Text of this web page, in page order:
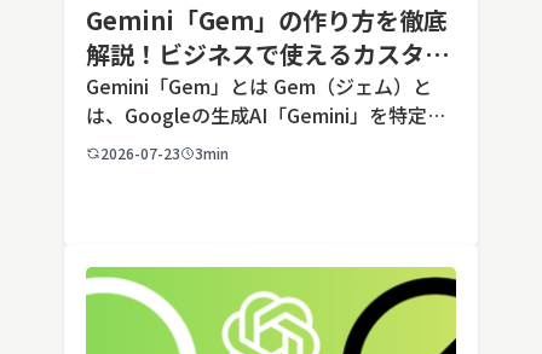
Gemini「Gem」の作り方を徹底
解説！ビジネスで使えるカスタム
AIの設定手順と活用例
Gemini「Gem」とは Gem（ジェム）と
は、Googleの生成AI「Gemini」を特定の
用途に合わせてカスタマイズできる機能で
2026-07-23 3min